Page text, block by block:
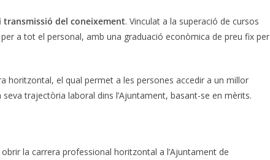
del coneixement. Vinculat a la superació de cursos
a tot el personal, amb una graduació econòmica de preu fix per
horitzontal, el qual permet a les persones accedir a un millor
trajectòria laboral dins l’Ajuntament, basant-se en mèrits.
la carrera professional horitzontal a l’Ajuntament de